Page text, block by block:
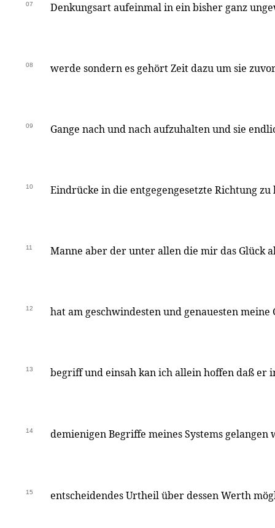
07 Denkungsart aufeinmal in ein bisher ganz
08 werde sondern es gehört Zeit dazu um sie
09 Gange nach und nach aufzuhalten und sie
10 Eindrücke in die entgegengesetzte Richtung
11 Manne aber der unter allen die mir das Glück
12 hat am geschwindesten und genauesten meine
13 begriff und einsah kan ich allein hoffen daß er
14 demienigen Begriffe meines Systems
15 entscheidendes Urtheil über dessen Werth